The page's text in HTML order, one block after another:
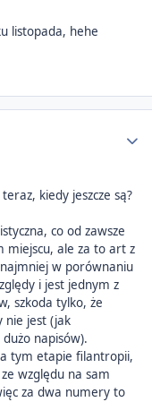
listopada, hehe
kiedy jeszcze są?
co od zawsze
miejscu, ale za to art z
w porównaniu
i jest jednym z
szkoda tylko, że
nie jest (jak
napisów).
tym etapie filantropii,
względu na sam
za dwa numery to